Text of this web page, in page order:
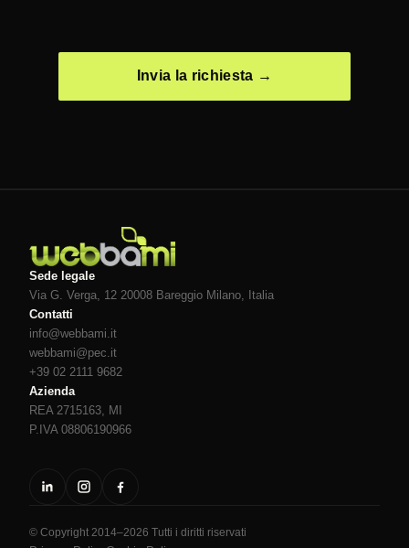
Sede legale
Via G. Verga, 12 20008 Bareggio Milano, Italia
Contatti
info@webbami.it
webbami@pec.it
+39 02 2111 9682
Azienda
REA 2715163, MI
P.IVA 08806190966
© Copyright 2014–2026 Tutti i diritti riservati